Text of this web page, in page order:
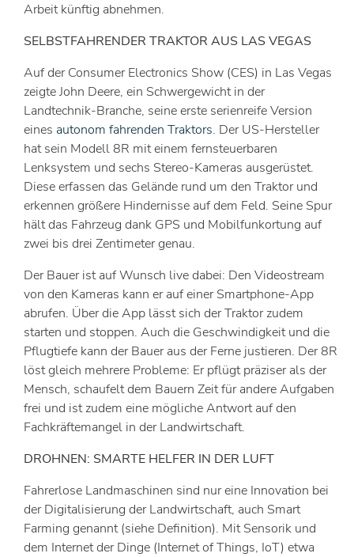
Arbeit künftig abnehmen.
SELBSTFAHRENDER TRAKTOR AUS LAS VEGAS
Auf der Consumer Electronics Show (CES) in Las Vegas
zeigte John Deere, ein Schwergewicht in der
Landtechnik-Branche, seine erste serienreife Version
eines autonom fahrenden Traktors. Der US-Hersteller
hat sein Modell 8R mit einem fernsteuerbaren
Lenksystem und sechs Stereo-Kameras ausgerüstet.
Diese erfassen das Gelände rund um den Traktor und
erkennen größere Hindernisse auf dem Feld. Seine Spur
hält das Fahrzeug dank GPS und Mobilfunkortung auf
zwei bis drei Zentimeter genau.
Der Bauer ist auf Wunsch live dabei: Den Videostream
von den Kameras kann er auf einer Smartphone-App
abrufen. Über die App lässt sich der Traktor zudem
starten und stoppen. Auch die Geschwindigkeit und die
Pflugtiefe kann der Bauer aus der Ferne justieren. Der 8R
löst gleich mehrere Probleme: Er pflügt präziser als der
Mensch, schaufelt dem Bauern Zeit für andere Aufgaben
frei und ist zudem eine mögliche Antwort auf den
Fachkräftemangel in der Landwirtschaft.
DROHNEN: SMARTE HELFER IN DER LUFT
Fahrerlose Landmaschinen sind nur eine Innovation bei
der Digitalisierung der Landwirtschaft, auch Smart
Farming genannt (siehe Definition). Mit Sensorik und
dem Internet der Dinge (Internet of Things, IoT) etwa